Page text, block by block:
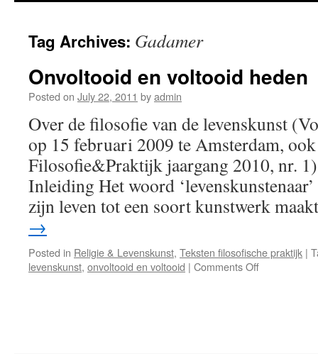
Tag Archives: Gadamer
Onvoltooid en voltooid heden
Posted on July 22, 2011 byadmin
Over de filosofie van de levenskunst
op 15 februari 2009 te Amsterdam,
Filosofie&Praktijk jaargang 2010, nr.
Inleiding Het woord
zijn leven tot een soort kunstwerk
→
Posted in Religie & Levenskunst, Teksten filosofische praktijk |
levenskunst, onvoltooid en voltooid | Comments Offon